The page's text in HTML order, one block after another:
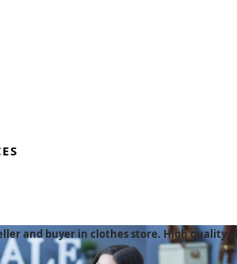
and buyer in clothes store. High quality